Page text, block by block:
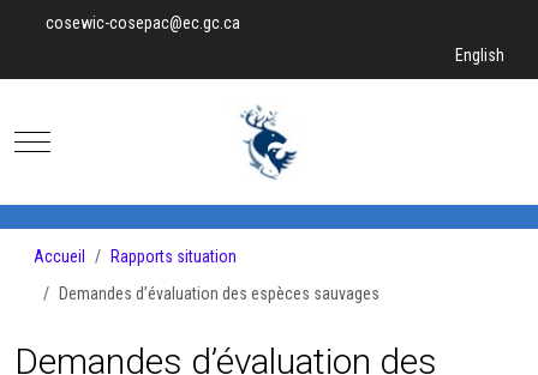
cosewic-cosepac@ec.gc.ca
Sélectionnez
English
Mobile Menu Toggle
Accueil
Rapports situation
Demandes d’évaluation des espèces sauvages
Demandes d’évaluation des